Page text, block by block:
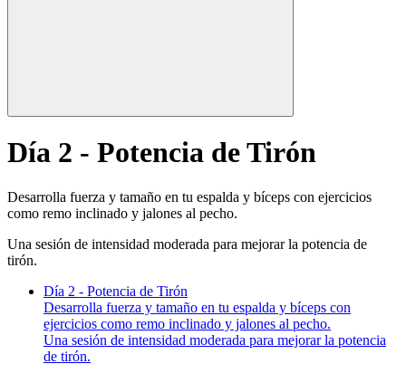
Día 2 - Potencia de Tirón
Desarrolla fuerza y tamaño en tu espalda y bíceps con ejercicios
como remo inclinado y jalones al pecho.
Una sesión de intensidad moderada para mejorar la potencia de
tirón.
Día 2 - Potencia de Tirón
Desarrolla fuerza y tamaño en tu espalda y bíceps con
ejercicios como remo inclinado y jalones al pecho.
Una sesión de intensidad moderada para mejorar la potencia
de tirón.